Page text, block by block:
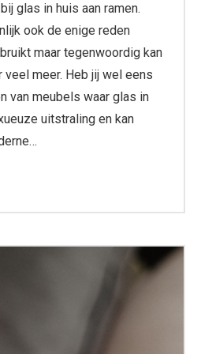
glas in huis aan ramen.
ook de enige reden
maar tegenwoordig kan
meer. Heb jij wel eens
van meubels waar glas in
uitstraling en kan